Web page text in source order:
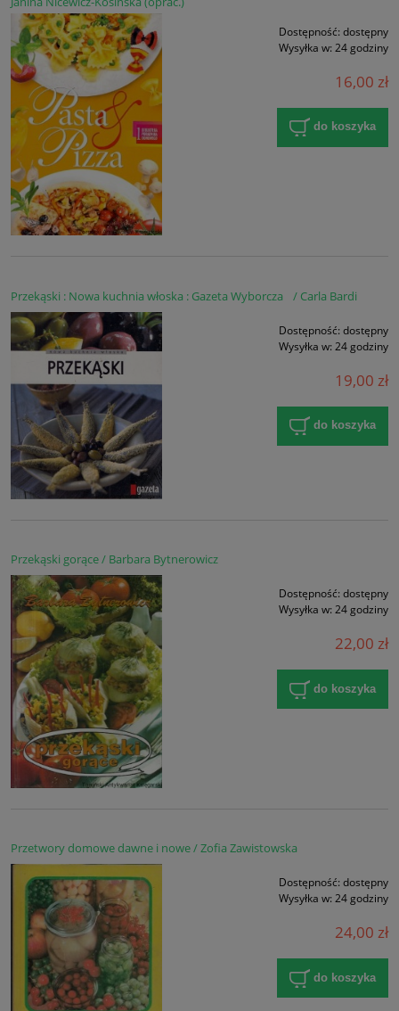
Dostępność: dostępny
Wysyłka w: 24 godziny
16,00 zł
do koszyka
Przekąski : Nowa kuchnia włoska : Gazeta Wyborcza / Carla Bardi
Dostępność: dostępny
Wysyłka w: 24 godziny
19,00 zł
do koszyka
Przekąski gorące / Barbara Bytnerowicz
Dostępność: dostępny
Wysyłka w: 24 godziny
22,00 zł
do koszyka
Przetwory domowe dawne i nowe / Zofia Zawistowska
Dostępność: dostępny
Wysyłka w: 24 godziny
24,00 zł
do koszyka